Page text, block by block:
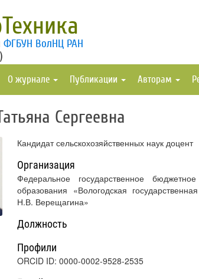
ФГБУН ВолНЦ РАН
О журнале Публикации Авторам
Сергеевна
Кандидат сельскохозяйственных наук доцент
Организация
Федеральное государственное
образования «Вологодская
Н.В. Верещагина»
Должность
Профили
ORCID ID: 0000-0002-9528-2535